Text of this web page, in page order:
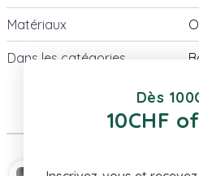
Matériaux
Dans les catégories
Même
Dès
10CHF